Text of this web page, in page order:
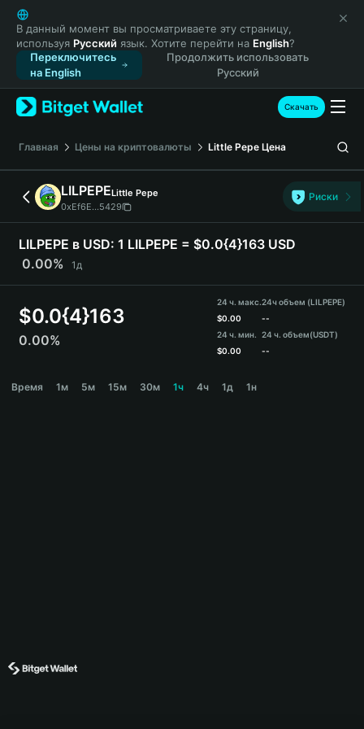
English
日本語
Tiếng Việt
Русский
Español (Latinoamérica)
Türkçe
Français
Deutsch
简体中文
繁體中文
Português (Portugal)
Bahasa Indonesia
ภาษาไทย
हिन्दी
Español
Português (Brasil)
В данный момент вы просматриваете эту страницу,
используя Русский язык. Хотите перейти на English?
Переключитесь
на English
Продолжить использовать
Русский
Скачать
Главная Цены на криптовалюты Little Pepe Цена
LILPEPELittle Pepe
0xEf6E...5429
Риски
LILPEPE в USD: 1 LILPEPE = $0.0{4}163 USD
0.00%
1д
$0.0{4}163
0.00%
24 ч. макс.
$0.00
24 ч. мин.
$0.00
24ч объем (LILPEPE)
--
24 ч. объем(USDT)
--
Время 1м 5м 15м 30м 1ч 4ч 1д 1н